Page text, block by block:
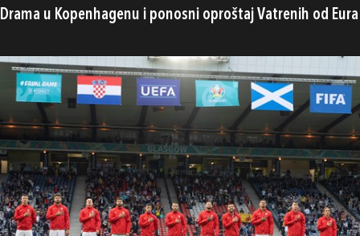
Drama u Kopenhagenu i ponosni oproštaj Vatrenih od Eura